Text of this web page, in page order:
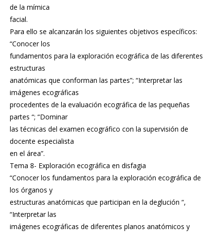
de la mímica
facial.
Para ello se alcanzarán los siguientes objetivos específicos:
“Conocer los
fundamentos para la exploración ecográfica de las diferentes
estructuras
anatómicas que conforman las partes”; “Interpretar las
imágenes ecográficas
procedentes de la evaluación ecográfica de las pequeñas
partes “; “Dominar
las técnicas del examen ecográfico con la supervisión de
docente especialista
en el área”.
Tema 8- Exploración ecográfica en disfagia
“Conocer los fundamentos para la exploración ecográfica de
los órganos y
estructuras anatómicas que participan en la deglución “,
“Interpretar las
imágenes ecográficas de diferentes planos anatómicos y